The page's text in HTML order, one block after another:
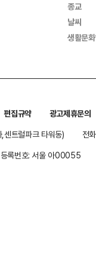
종교
날씨
생활문
편집규약
광고제휴문의
트럴파크 타워동)
전
등록번호: 서울 아00055